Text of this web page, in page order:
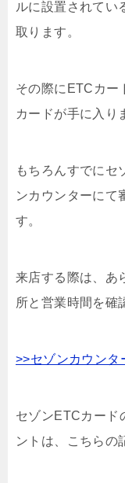
ルに設置されてい
取ります。
その際にETCカー
カードが手に入り
もちろんすでにセ
ンカウンターにて
す。
来店する際は、あ
所と営業時間を確
>>セゾンカウンタ
セゾンETCカード
ントは、こちらの